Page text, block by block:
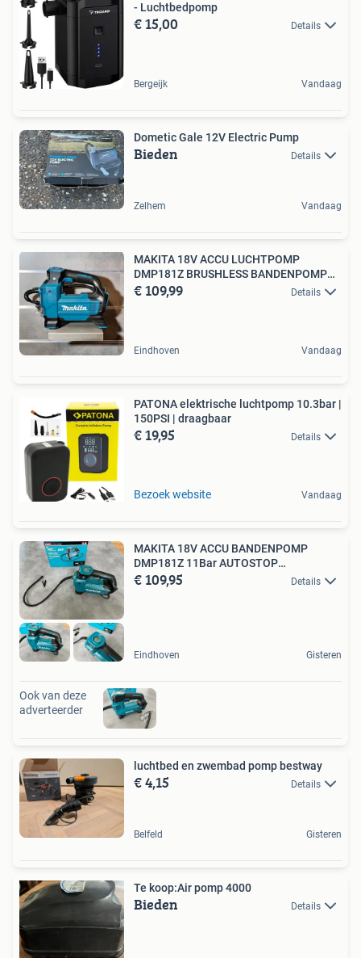
- Luchtbedpomp
€ 15,00 Details
Bergeijk Vandaag
Dometic Gale 12V Electric Pump
Bieden Details
Zelhem Vandaag
MAKITA 18V ACCU LUCHTPOMP
DMP181Z BRUSHLESS BANDENPOMP
LXT
€ 109,99 Details
Eindhoven Vandaag
PATONA elektrische luchtpomp 10.3bar |
150PSI | draagbaar
€ 19,95 Details
Bezoek website Vandaag
MAKITA 18V ACCU BANDENPOMP
DMP181Z 11Bar AUTOSTOP
LUCHTPOMP
€ 109,95 Details
Eindhoven Gisteren
Ook van deze
adverteerder
luchtbed en zwembad pomp bestway
€ 4,15 Details
Belfeld Gisteren
Te koop:Air pomp 4000
Bieden Details